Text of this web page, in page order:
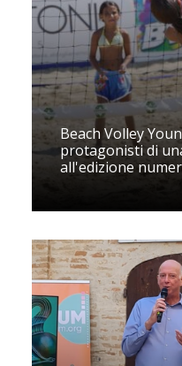
Beach Volley
protagonisti di
all'edizione